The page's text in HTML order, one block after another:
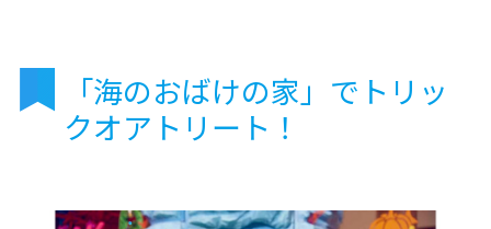
「海のおばけの家」でトリッ
クオアトリート！